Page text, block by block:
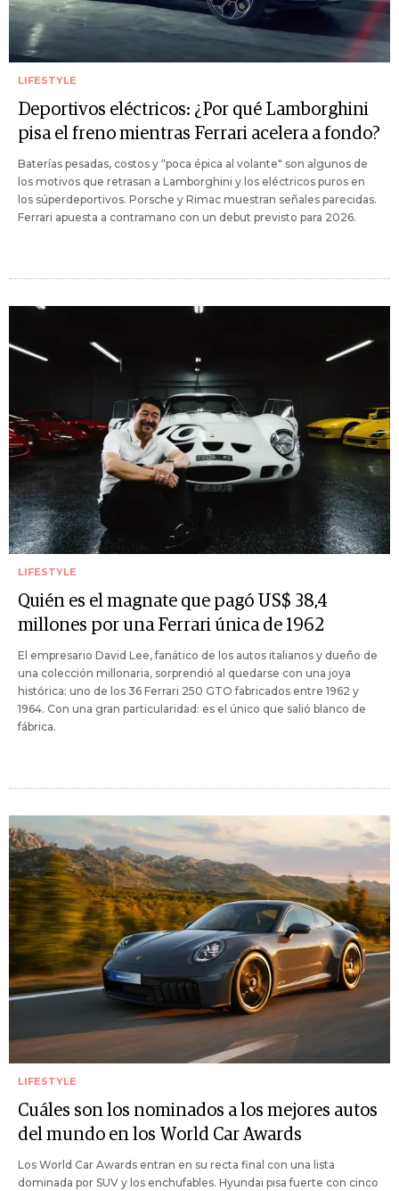
LIFESTYLE
Deportivos eléctricos: ¿Por qué Lamborghini
pisa el freno mientras Ferrari acelera a fondo?
Baterías pesadas, costos y “poca épica al volante" son algunos de
los motivos que retrasan a Lamborghini y los eléctricos puros en
los súperdeportivos. Porsche y Rimac muestran señales parecidas.
Ferrari apuesta a contramano con un debut previsto para 2026.
LIFESTYLE
Quién es el magnate que pagó US$ 38,4
millones por una Ferrari única de 1962
El empresario David Lee, fanático de los autos italianos y dueño de
una colección millonaria, sorprendió al quedarse con una joya
histórica: uno de los 36 Ferrari 250 GTO fabricados entre 1962 y
1964. Con una gran particularidad: es el único que salió blanco de
fábrica.
LIFESTYLE
Cuáles son los nominados a los mejores autos
del mundo en los World Car Awards
Los World Car Awards entran en su recta final con una lista
dominada por SUV y los enchufables. Hyundai pisa fuerte con cinco